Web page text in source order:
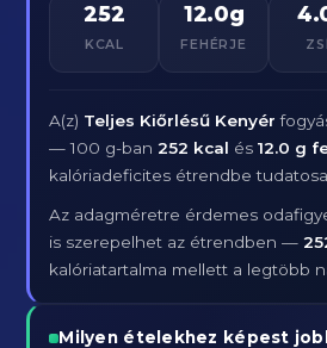
252
KCAL
12.0g
FEHÉRJE
A(z) Teljes Kiőrlésű Kenyér
— 100 g-ban252 kcal és12.0 g
kalóriadeficites étrendbe
Az adagméretre érdemes
is szerepelhet az étrendben —
kalóriatartalma mellett a legtöbb
Milyen ételekhez képest